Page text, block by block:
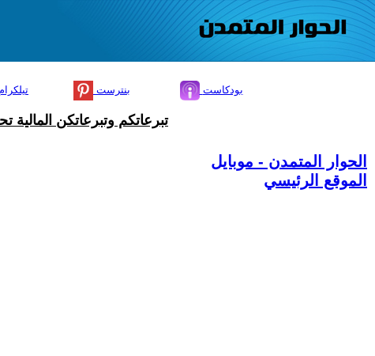
تيلكرام بنترست بودكاست
تبرعاتكم وتبرعاتكن
الحوار المتمدن - موبايل
الموقع الرئيسي